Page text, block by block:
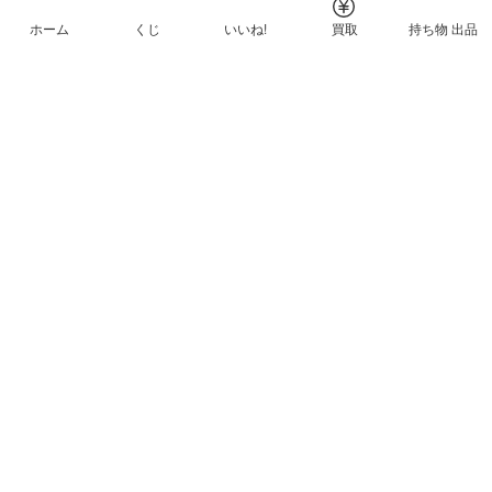
ホーム くじ いいね! 買取 持ち物 出品